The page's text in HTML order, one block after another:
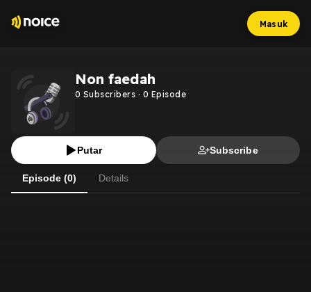
Masuk
Non faedah
0 Subscribers · 0 Episode
Putar Subscribe
Episode (0) Details